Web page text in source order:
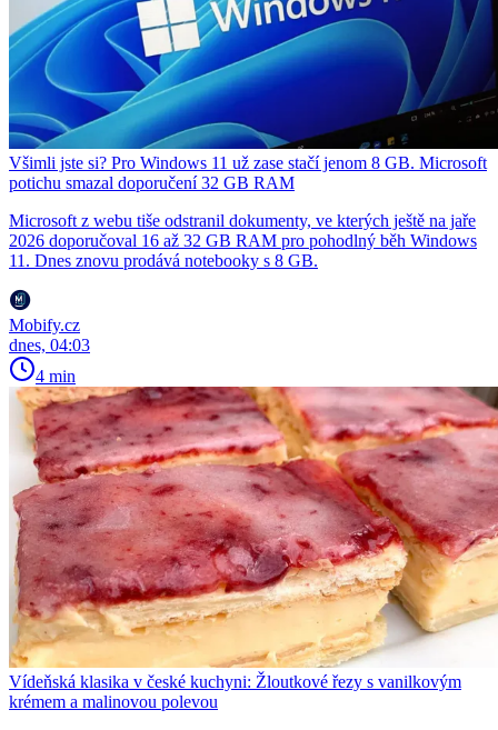
Všimli jste si? Pro Windows 11 už zase stačí jenom 8 GB. Microsoft
potichu smazal doporučení 32 GB RAM
Microsoft z webu tiše odstranil dokumenty, ve kterých ještě na jaře
2026 doporučoval 16 až 32 GB RAM pro pohodlný běh Windows
11. Dnes znovu prodává notebooky s 8 GB.
Mobify.cz
dnes, 04:03
4 min
Vídeňská klasika v české kuchyni: Žloutkové řezy s vanilkovým
krémem a malinovou polevou